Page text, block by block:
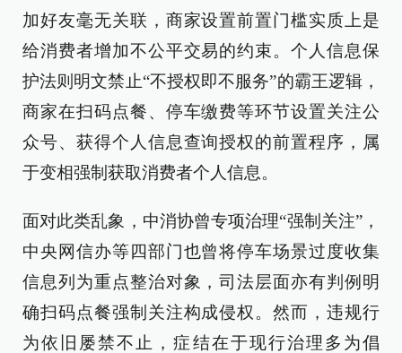
加好友毫无关联，商家设置前置门槛实质上是
给消费者增加不公平交易的约束。个人信息保
护法则明文禁止“不授权即不服务”的霸王逻辑，
商家在扫码点餐、停车缴费等环节设置关注公
众号、获得个人信息查询授权的前置程序，属
于变相强制获取消费者个人信息。
面对此类乱象，中消协曾专项治理“强制关注”，
中央网信办等四部门也曾将停车场景过度收集
信息列为重点整治对象，司法层面亦有判例明
确扫码点餐强制关注构成侵权。然而，违规行
为依旧屡禁不止，症结在于现行治理多为倡